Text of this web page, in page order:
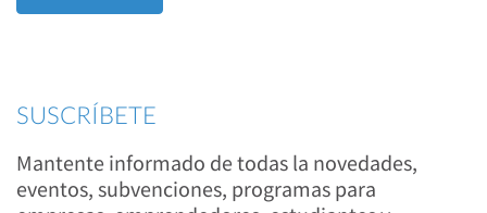
SUSCRÍBETE
Mantente informado de todas la novedades,
eventos, subvenciones, programas para